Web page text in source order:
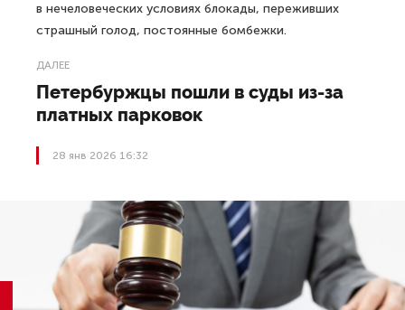
в нечеловеческих условиях блокады, переживших
страшный голод, постоянные бомбежки.
ДАЛЕЕ
Петербуржцы пошли в суды из-за
платных парковок
28 янв 2026 16:32